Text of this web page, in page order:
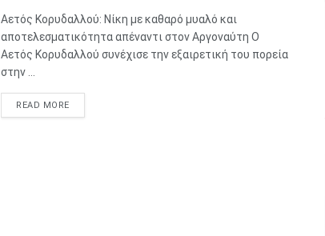
Αετός Κορυδαλλού: Νίκη με καθαρό μυαλό και
αποτελεσματικότητα απέναντι στον Αργοναύτη Ο
Αετός Κορυδαλλού συνέχισε την εξαιρετική του πορεία
στην ...
READ MORE